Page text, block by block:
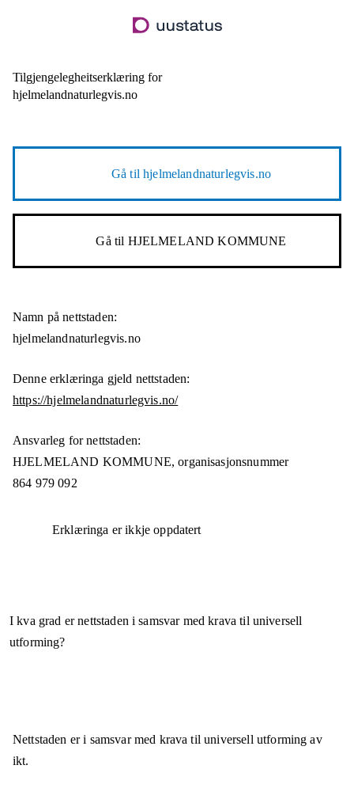
til
Tilgjengelegheitserklæring for
hjelmelandnaturlegvis.no
Gå tilhjelmelandnaturlegvis.no
Gå til HJELMELAND KOMMUNE
Namn på nettstaden:
hjelmelandnaturlegvis.no
Denne erklæringa gjeld nettstaden:
https://hjelmelandnaturlegvis.no/
Ansvarleg for nettstaden:
HJELMELAND KOMMUNE,organisasjonsnummer
864 979 092
Erklæringa er ikkje oppdatert
I kva grad er nettstaden i samsvar med krava til universell
utforming?
Nettstaden eri samsvarmed krava til universell utforming av
ikt.